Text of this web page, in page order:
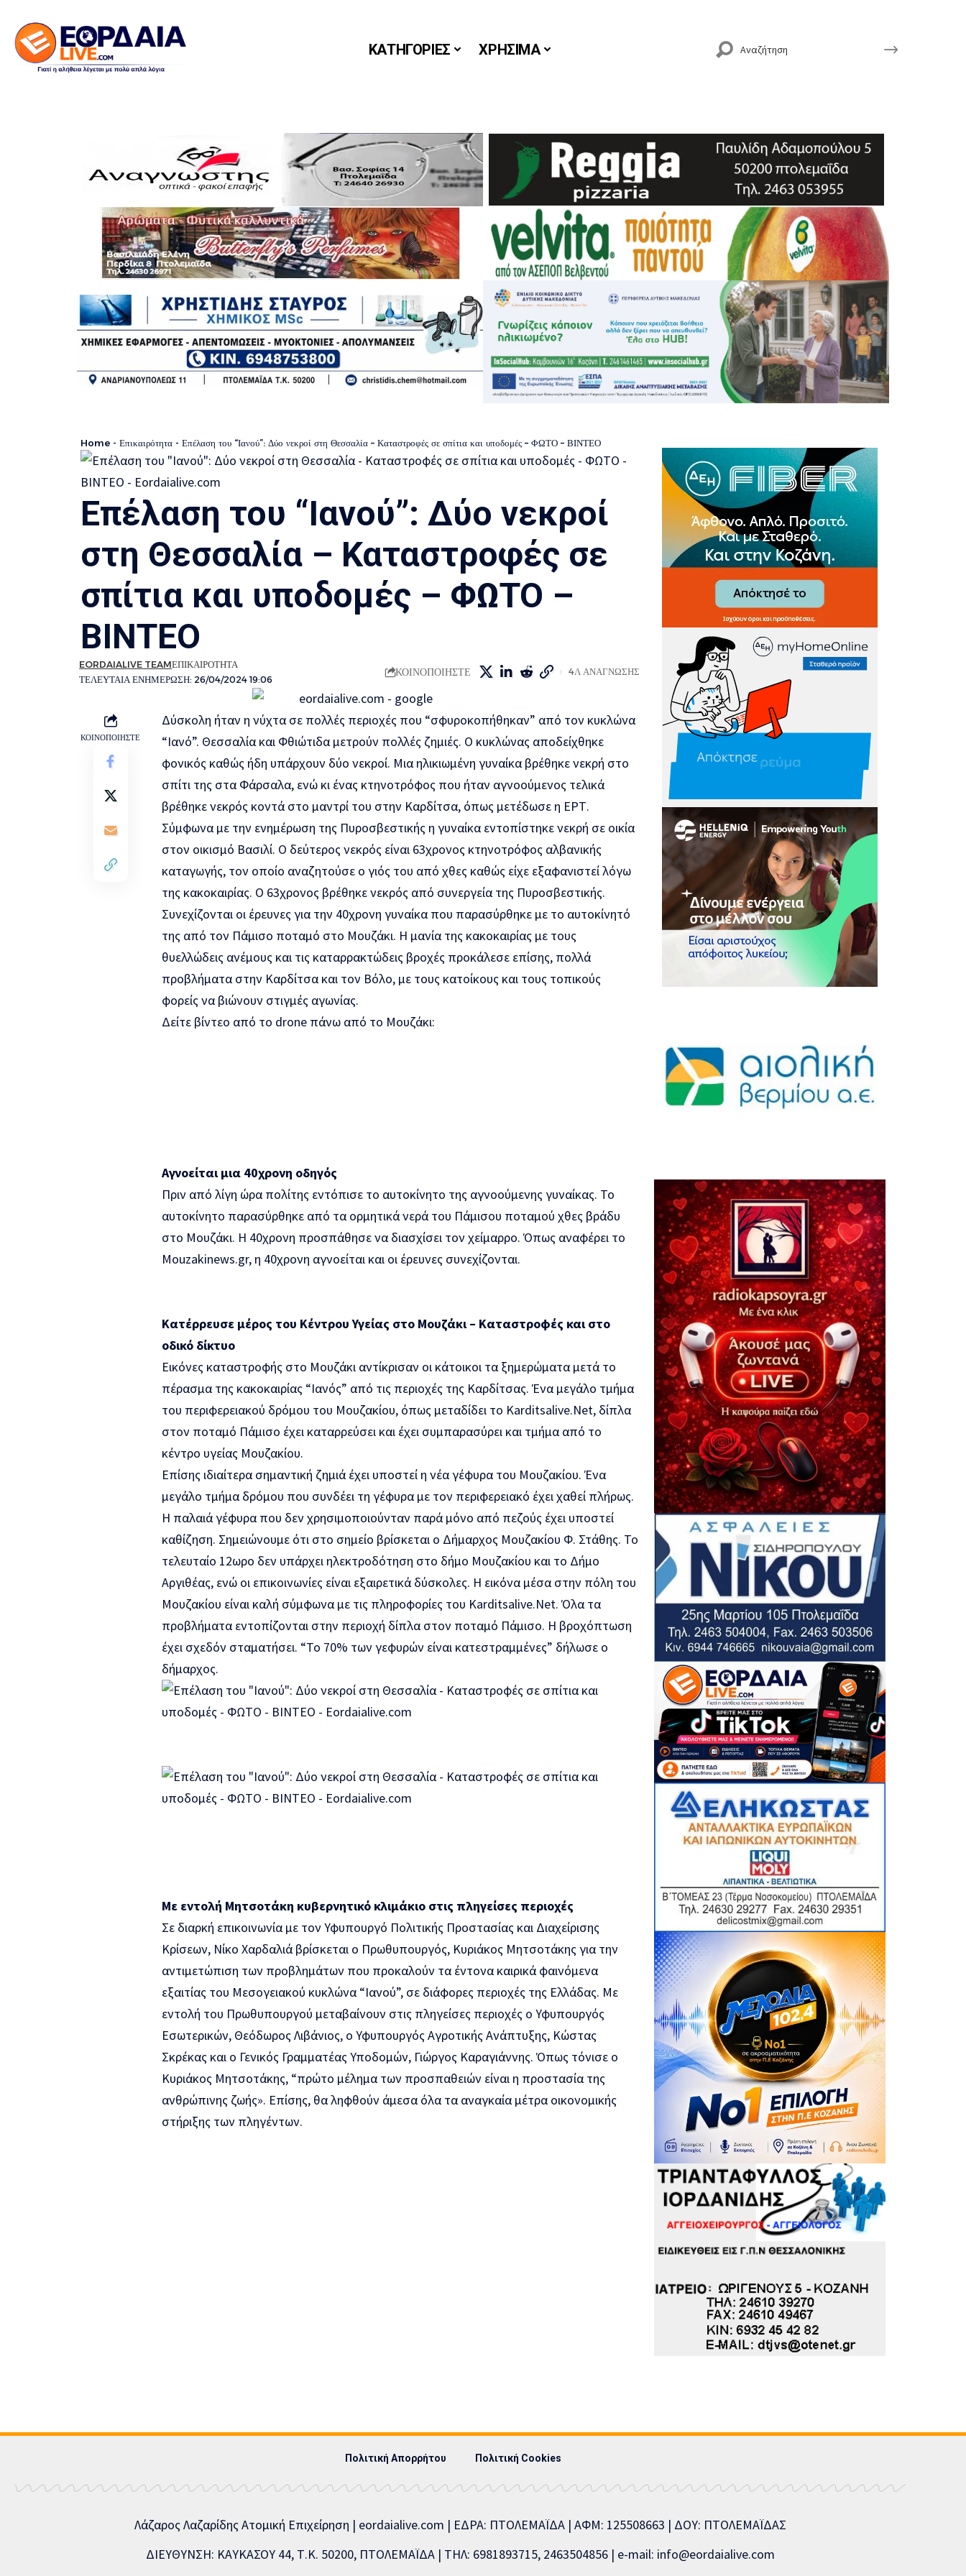
ΚΑΤΗΓΟΡΙΕΣ ΧΡΗΣΙΜΑ
Home - Επικαιρότητα - Επέλαση του “Ιανού”: Δύο νεκροί στη Θεσσαλία – Καταστροφές σε σπίτια και υποδομές – ΦΩΤΟ – ΒΙΝΤΕΟ
Επέλαση του “Ιανού”: Δύο νεκροί
στη Θεσσαλία – Καταστροφές σε
σπίτια και υποδομές – ΦΩΤΟ –
ΒΙΝΤΕΟ
ΤΕΛΕΥΤΑΙΑ ΕΝΗΜΕΡΩΣΗ: 26/04/2024 19:06
EORDAIALIVE TEAMΕΠΙΚΑΙΡΟΤΗΤΑ
ΚΟΙΝΟΠΟΙΗΣΤΕ 4Λ ΑΝΑΓΝΩΣΗΣ
ΚΟΙΝΟΠΟΙΗΣΤΕ
Δύσκολη ήταν η νύχτα σε πολλές περιοχές που “σφυροκοπήθηκαν” από τον κυκλώνα
“Ιανό”. Θεσσαλία και Φθιώτιδα μετρούν πολλές ζημιές. Ο κυκλώνας αποδείχθηκε
φονικός καθώς ήδη υπάρχουν δύο νεκροί. Μια ηλικιωμένη γυναίκα βρέθηκε νεκρή στο
σπίτι της στα Φάρσαλα, ενώ κι ένας κτηνοτρόφος που ήταν αγνοούμενος τελικά
βρέθηκε νεκρός κοντά στο μαντρί του στην Καρδίτσα, όπως μετέδωσε η ΕΡΤ.
Σύμφωνα με την ενημέρωση της Πυροσβεστικής η γυναίκα εντοπίστηκε νεκρή σε οικία
στον οικισμό Βασιλί. Ο δεύτερος νεκρός είναι 63χρονος κτηνοτρόφος αλβανικής
καταγωγής, τον οποίο αναζητούσε ο γιός του από χθες καθώς είχε εξαφανιστεί λόγω
της κακοκαιρίας. Ο 63χρονος βρέθηκε νεκρός από συνεργεία της Πυροσβεστικής.
Συνεχίζονται οι έρευνες για την 40χρονη γυναίκα που παρασύρθηκε με το αυτοκίνητό
της από τον Πάμισο ποταμό στο Μουζάκι. Η μανία της κακοκαιρίας με τους
θυελλώδεις ανέμους και τις καταρρακτώδεις βροχές προκάλεσε επίσης, πολλά
προβλήματα στην Καρδίτσα και τον Βόλο, με τους κατοίκους και τους τοπικούς
φορείς να βιώνουν στιγμές αγωνίας.
Δείτε βίντεο από το drone πάνω από το Μουζάκι:
Αγνοείται μια 40χρονη οδηγός
Πριν από λίγη ώρα πολίτης εντόπισε το αυτοκίνητο της αγνοούμενης γυναίκας. Το
αυτοκίνητο παρασύρθηκε από τα ορμητικά νερά του Πάμισου ποταμού χθες βράδυ
στο Μουζάκι. Η 40χρονη προσπάθησε να διασχίσει τον χείμαρρο. Όπως αναφέρει το
Mouzakinews.gr, η 40χρονη αγνοείται και οι έρευνες συνεχίζονται.
Κατέρρευσε μέρος του Κέντρου Υγείας στο Μουζάκι – Καταστροφές και στο
οδικό δίκτυο
Εικόνες καταστροφής στο Μουζάκι αντίκρισαν οι κάτοικοι τα ξημερώματα μετά το
πέρασμα της κακοκαιρίας “Ιανός” από τις περιοχές της Καρδίτσας. Ένα μεγάλο τμήμα
του περιφερειακού δρόμου του Μουζακίου, όπως μεταδίδει το Karditsalive.Net, δίπλα
στον ποταμό Πάμισο έχει καταρρεύσει και έχει συμπαρασύρει και τμήμα από το
κέντρο υγείας Μουζακίου.
Επίσης ιδιαίτερα σημαντική ζημιά έχει υποστεί η νέα γέφυρα του Μουζακίου. Ένα
μεγάλο τμήμα δρόμου που συνδέει τη γέφυρα με τον περιφερειακό έχει χαθεί πλήρως.
Η παλαιά γέφυρα που δεν χρησιμοποιούνταν παρά μόνο από πεζούς έχει υποστεί
καθίζηση. Σημειώνουμε ότι στο σημείο βρίσκεται ο Δήμαρχος Μουζακίου Φ. Στάθης. Το
τελευταίο 12ωρο δεν υπάρχει ηλεκτροδότηση στο δήμο Μουζακίου και το Δήμο
Αργιθέας, ενώ οι επικοινωνίες είναι εξαιρετικά δύσκολες. Η εικόνα μέσα στην πόλη του
Μουζακίου είναι καλή σύμφωνα με τις πληροφορίες του Karditsalive.Net. Όλα τα
προβλήματα εντοπίζονται στην περιοχή δίπλα στον ποταμό Πάμισο. Η βροχόπτωση
έχει σχεδόν σταματήσει. “Το 70% των γεφυρών είναι κατεστραμμένες” δήλωσε ο
δήμαρχος.
Με εντολή Μητσοτάκη κυβερνητικό κλιμάκιο στις πληγείσες περιοχές
Σε διαρκή επικοινωνία με τον Υφυπουργό Πολιτικής Προστασίας και Διαχείρισης
Κρίσεων, Νίκο Χαρδαλιά βρίσκεται ο Πρωθυπουργός, Κυριάκος Μητσοτάκης για την
αντιμετώπιση των προβλημάτων που προκαλούν τα έντονα καιρικά φαινόμενα
εξαιτίας του Μεσογειακού κυκλώνα “Ιανού”, σε διάφορες περιοχές της Ελλάδας. Με
εντολή του Πρωθυπουργού μεταβαίνουν στις πληγείσες περιοχές ο Υφυπουργός
Εσωτερικών, Θεόδωρος Λιβάνιος, ο Υφυπουργός Αγροτικής Ανάπτυξης, Κώστας
Σκρέκας και ο Γενικός Γραμματέας Υποδομών, Γιώργος Καραγιάννης. Όπως τόνισε ο
Κυριάκος Μητσοτάκης, “πρώτο μέλημα των προσπαθειών είναι η προστασία της
ανθρώπινης ζωής». Επίσης, θα ληφθούν άμεσα όλα τα αναγκαία μέτρα οικονομικής
στήριξης των πληγέντων.
Πολιτική Απορρήτου Πολιτική Cookies
Λάζαρος Λαζαρίδης Ατομική Επιχείρηση | eordaialive.com | ΕΔΡΑ: ΠΤΟΛΕΜΑΪΔΑ | ΑΦΜ: 125508663 | ΔΟΥ: ΠΤΟΛΕΜΑΪΔΑΣ
ΔΙΕΥΘΥΝΣΗ: ΚΑΥΚΑΣΟΥ 44, Τ.Κ. 50200, ΠΤΟΛΕΜΑΪΔΑ | ΤΗΛ: 6981893715, 2463504856 | e-mail: info@eordaialive.com